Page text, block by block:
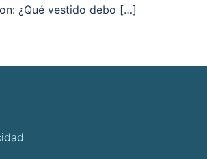
¿Qué vestido debo […]